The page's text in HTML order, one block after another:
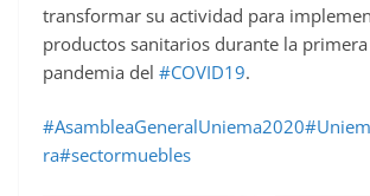
transformar su actividad para
productos sanitarios durante la
pandemia del #COVID19.
#AsambleaGeneralUniema2020
ra#sectormuebles